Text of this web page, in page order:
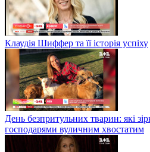
Клаудія Шиффер та її історія успіху
День безпритульних тварин: які
господарями вуличним хвостатим